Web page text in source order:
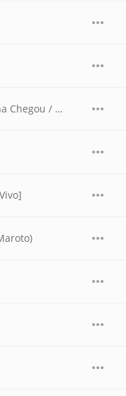
Cerveja pra Lavar / Alô, Final de Semana Chegou / Rei da Farra / Estilo Namorador (Ao Vivo)